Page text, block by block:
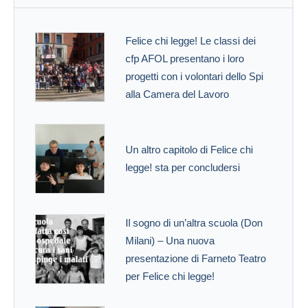
Felice chi legge! Le classi dei
cfp AFOL presentano i loro
progetti con i volontari dello Spi
alla Camera del Lavoro
Un altro capitolo di Felice chi
legge! sta per concludersi
Il sogno di un’altra scuola (Don
Milani) – Una nuova
presentazione di Farneto Teatro
per Felice chi legge!